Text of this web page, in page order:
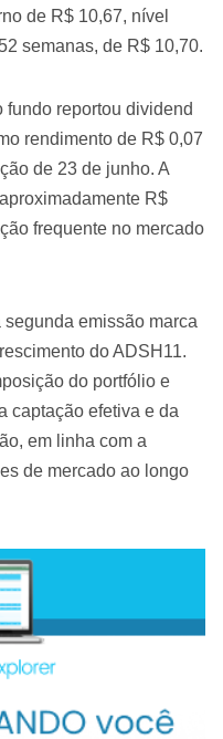
de R$ 10,67, nível
semanas, de R$ 10,70.
fundo reportou dividend
rendimento de R$ 0,07
de 23 de junho. A
R$
frequente no mercado
emissão marca
do ADSH11.
do portfólio e
captação efetiva e da
em linha com a
de mercado ao longo